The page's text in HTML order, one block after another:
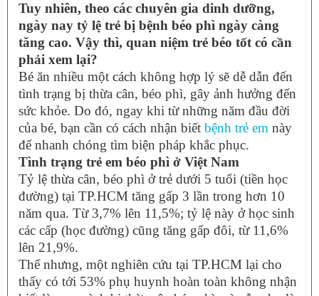
Tuy nhiên, theo các chuyên gia dinh dưỡng,
ngày nay tỷ lệ trẻ bị bệnh béo phì ngày càng
tăng cao. Vậy thì, quan niệm trẻ béo tốt có cần
phải xem lại?
Bé ăn nhiều một cách không hợp lý sẽ dễ dẫn đến
tình trạng bị thừa cân, béo phì, gây ảnh hưởng đến
sức khỏe. Do đó, ngay khi từ những năm đầu đời
của bé, bạn cần có cách nhận biết bệnh trẻ em này
để nhanh chóng tìm biện pháp khắc phục.
Tình trạng trẻ em béo phì ở Việt Nam
Tỷ lệ thừa cân, béo phì ở trẻ dưới 5 tuổi (tiền học
đường) tại TP.HCM tăng gấp 3 lần trong hơn 10
năm qua. Từ 3,7% lên 11,5%; tỷ lệ này ở học sinh
các cấp (học đường) cũng tăng gấp đôi, từ 11,6%
lên 21,9%.
Thế nhưng, một nghiên cứu tại TP.HCM lại cho
thấy có tới 53% phụ huynh hoàn toàn không nhận